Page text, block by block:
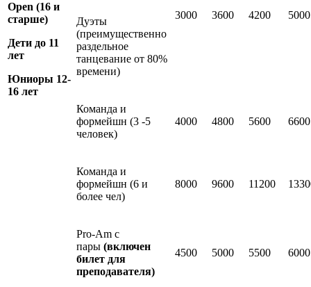
Open (16 и
старше)
Дети до 11
лет
Юниоры 12-
16 лет
3000 3600 4200 5000
Дуэты
(преимущественно
раздельное
танцевание от 80%
времени)
Команда и
формейшн (3 -5
человек)
4000 4800 5600 6600
Команда и
формейшн (6 и
более чел)
8000 9600 11200
Pro-Am с
пары (включен
билет для
преподавателя)
4500 5000 5500 6000